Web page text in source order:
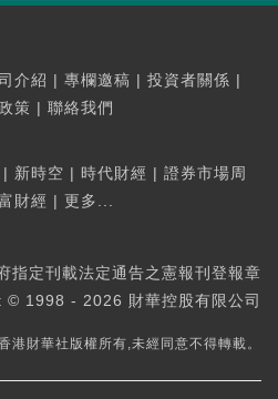
介紹 | 專欄邀稿 | 投資者關係 |
策 | 聯絡我們
| 新時空 | 時代財經 | 證券市場周
財經 | 更多...
指定刊載法定通告之憲報刊登報章
1998 - 2026 財華控股有限公司
港財華社版權所有,未經同意不得轉載。